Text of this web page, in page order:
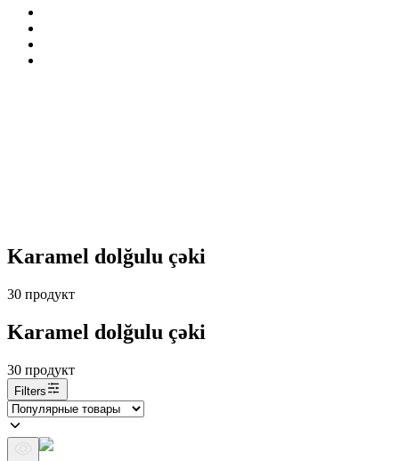
Karamel dolğulu çəki
30 продукт
Karamel dolğulu çəki
30 продукт
Filters